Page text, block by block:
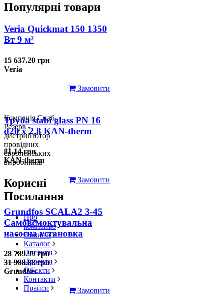
Популярні товари
Veria Quickmat 150 1350
Вт 9 м²
15 637.20 грн
Veria
Замовити
Труба stabi glass PN 16
d20 х 2,8 KAN-therm
81.14 грн
KAN-therm
Замовити
Grundfos SCALA2 3-45
Самовсмоктувальна
насосна установка
28 789.99 грн
31 988.88 грн
Grundfos
Замовити
Компанія Снаб-
Резерв -
дистриб'ютор
провідних
європейських
виробників
Корисні
Посилання
Про
компанію
Новини
Каталог
Послуги
Проекти
Об'єкти
Контакти
Прайси